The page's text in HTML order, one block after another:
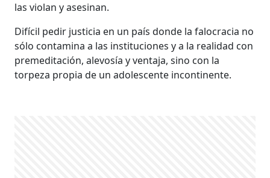
las violan y asesinan.
Difícil pedir justicia en un país donde la falocracia no
sólo contamina a las instituciones y a la realidad con
premeditación, alevosía y ventaja, sino con la
torpeza propia de un adolescente incontinente.